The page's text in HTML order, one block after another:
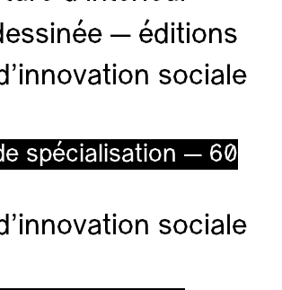
— éditions
sociale
spécialisation — 60
sociale